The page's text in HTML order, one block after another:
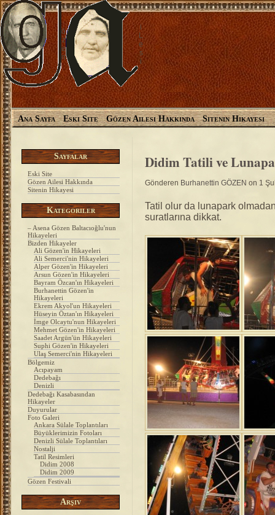
ö
z
e
n
i
L
e
s
i
Ana Sayfa Eski Site Gözen Ailesi Hakkında Sitenin Hikayesi
Sayfalar
Eski Site
Gözen Ailesi Hakkında
Sitenin Hikayesi
Kategoriler
– Asena Gözen Baltacıoğlu'nun
Hikayeleri
Bizden Hikayeler
Ali Gözen'in Hikayeleri
Ali Semerci'nin Hikayeleri
Alper Gözen'in Hikayeleri
Arsun Gözen'in Hikayeleri
Bayram Özcan'ın Hikayeleri
Burhanettin Gözen'in
Hikayeleri
Ekrem Akyol'un Hikayeleri
Hüseyin Öztan'ın Hikayeleri
İmge Olcaytu'nun Hikayeleri
Mehmet Gözen'in Hikayeleri
Saadet Argün'ün Hikayeleri
Suphi Gözen'in Hikayeleri
Ulaş Semerci'nin Hikayeleri
Bölgemiz
Acıpayam
Dedebağı
Denizli
Dedebağı Kasabasından
Hikayeler
Duyurular
Foto Galeri
Ankara Sülale Toplantıları
Büyüklerimizin Fotoları
Denizli Sülale Toplantıları
Nostalji
Tatil Resimleri
Didim 2008
Didim 2009
Gözen Festivali
Arşiv
Didim Tatili ve
Gönderen Burhanettin GÖZEN on 1
Tatil olur da lunapark
suratlarına dikkat.